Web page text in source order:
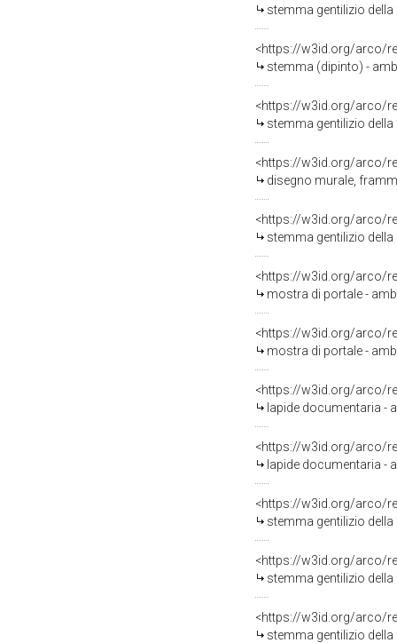
stemma gentilizio
<https://w3id.org/arco/
stemma (dipinto) -
<https://w3id.org/arco/
stemma gentilizio
<https://w3id.org/arco/
disegno murale,
<https://w3id.org/arco/
stemma gentilizio
<https://w3id.org/arco/
mostra di portale -
<https://w3id.org/arco/
mostra di portale -
<https://w3id.org/arco/
lapide documentaria -
<https://w3id.org/arco/
lapide documentaria -
<https://w3id.org/arco/
stemma gentilizio
<https://w3id.org/arco/
stemma gentilizio
<https://w3id.org/arco/
stemma gentilizio